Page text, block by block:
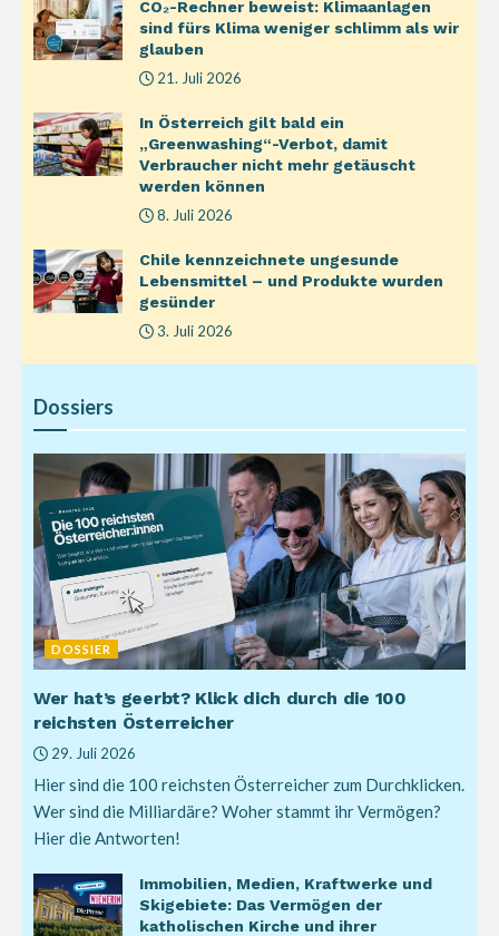
CO₂-Rechner beweist: Klimaanlagen
sind fürs Klima weniger schlimm als wir
glauben
21. Juli 2026
In Österreich gilt bald ein
„Greenwashing“-Verbot, damit
Verbraucher nicht mehr getäuscht
werden können
8. Juli 2026
Chile kennzeichnete ungesunde
Lebensmittel – und Produkte wurden
gesünder
3. Juli 2026
Dossiers
DOSSIER
Wer hat’s geerbt? Klick dich durch die 100
reichsten Österreicher
29. Juli 2026
Hier sind die 100 reichsten Österreicher zum Durchklicken.
Wer sind die Milliardäre? Woher stammt ihr Vermögen?
Hier die Antworten!
Immobilien, Medien, Kraftwerke und
Skigebiete: Das Vermögen der
katholischen Kirche und ihrer